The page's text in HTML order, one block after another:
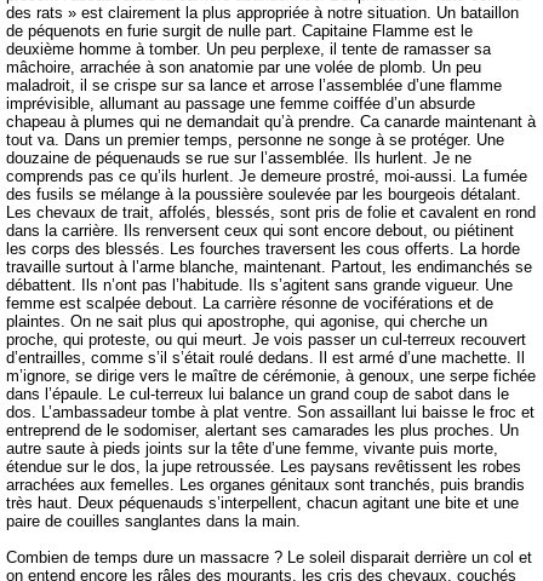
des rats » est clairement la plus appropriée à notre situation. Un bataillon
de péquenots en furie surgit de nulle part. Capitaine Flamme est le
deuxième homme à tomber. Un peu perplexe, il tente de ramasser sa
mâchoire, arrachée à son anatomie par une volée de plomb. Un peu
maladroit, il se crispe sur sa lance et arrose l’assemblée d’une flamme
imprévisible, allumant au passage une femme coiffée d’un absurde
chapeau à plumes qui ne demandait qu’à prendre. Ca canarde maintenant à
tout va. Dans un premier temps, personne ne songe à se protéger. Une
douzaine de péquenauds se rue sur l’assemblée. Ils hurlent. Je ne
comprends pas ce qu’ils hurlent. Je demeure prostré, moi-aussi. La fumée
des fusils se mélange à la poussière soulevée par les bourgeois détalant.
Les chevaux de trait, affolés, blessés, sont pris de folie et cavalent en rond
dans la carrière. Ils renversent ceux qui sont encore debout, ou piétinent
les corps des blessés. Les fourches traversent les cous offerts. La horde
travaille surtout à l’arme blanche, maintenant. Partout, les endimanchés se
débattent. Ils n’ont pas l’habitude. Ils s’agitent sans grande vigueur. Une
femme est scalpée debout. La carrière résonne de vociférations et de
plaintes. On ne sait plus qui apostrophe, qui agonise, qui cherche un
proche, qui proteste, ou qui meurt. Je vois passer un cul-terreux recouvert
d’entrailles, comme s’il s’était roulé dedans. Il est armé d’une machette. Il
m’ignore, se dirige vers le maître de cérémonie, à genoux, une serpe fichée
dans l’épaule. Le cul-terreux lui balance un grand coup de sabot dans le
dos. L’ambassadeur tombe à plat ventre. Son assaillant lui baisse le froc et
entreprend de le sodomiser, alertant ses camarades les plus proches. Un
autre saute à pieds joints sur la tête d’une femme, vivante puis morte,
étendue sur le dos, la jupe retroussée. Les paysans revêtissent les robes
arrachées aux femelles. Les organes génitaux sont tranchés, puis brandis
très haut. Deux péquenauds s’interpellent, chacun agitant une bite et une
paire de couilles sanglantes dans la main.
Combien de temps dure un massacre ? Le soleil disparait derrière un col et
on entend encore les râles des mourants, les cris des chevaux, couchés